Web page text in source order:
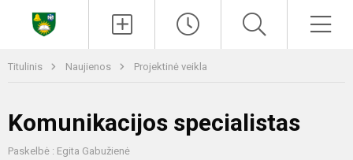
Titulinis Naujienos Projektinė veikla
Komunikacijos specialistas
Paskelbė : Egita Gabužienė